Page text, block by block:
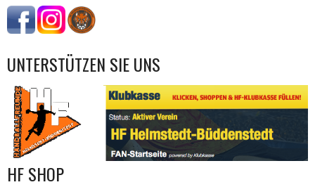
UNTERSTÜTZEN SIE UNS
HF SHOP